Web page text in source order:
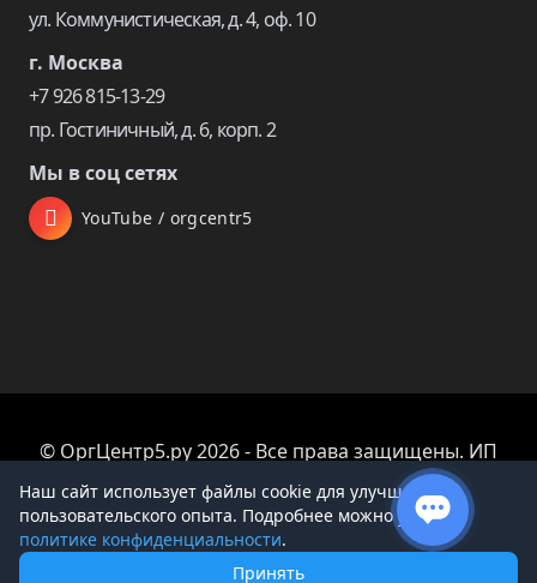
ул. Коммунистическая, д. 4, оф. 10
г. Москва
+7 926 815-13-29
пр. Гостиничный, д. 6, корп. 2
Мы в соц сетях
YouTube / orgcentr5
© ОргЦентр5.ру 2026 - Все права защищены. ИП
Царева Екатерина Владимировна
Наш сайт использует файлы cookie для улучшения
пользовательского опыта. Подробнее можно узнать в
политике конфиденциальности.
Принять